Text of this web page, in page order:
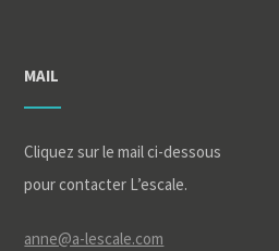
MAIL
Cliquez sur le mail ci-dessous
pour contacter L’escale.
anne@a-lescale.com